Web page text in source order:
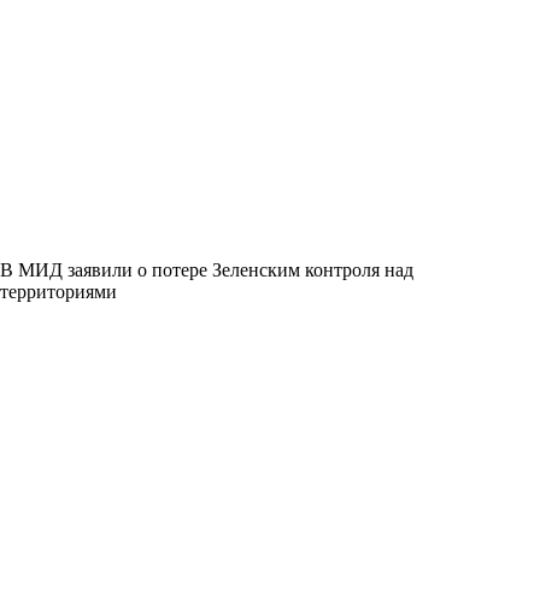
В МИД заявили о потере Зеленским контроля над
территориями